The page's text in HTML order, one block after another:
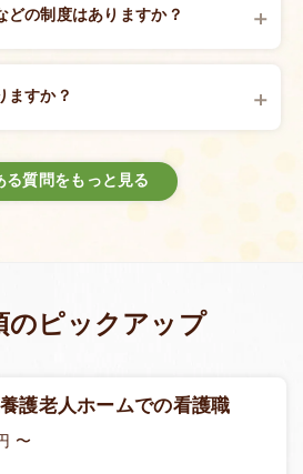
がい者の方々の日常生活をサポー
の企画・実施、また、利用者の健
行います。利用者一人ひとりの尊
看護師
その家族への健康指導などがあり
うサポートします。
えたメニュー作成、食材の仕入れ
事提供後の片付けなどが主な仕事
者の食事に対する嗜好や特別なニ
どの制度はありますか？
もちろんございます。私たちの法
を含む多様な働き方を尊重してい
利厚生のページ
ますか？
をご覧ください。
集要項一覧を見る
る質問をもっと見る
のピックアップ
護老人ホームでの看護職
〜